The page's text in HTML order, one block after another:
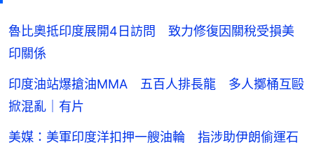
魯比奧抵印度展開4日訪問 致力修復因關稅受損美
印關係
印度油站爆搶油MMA 五百人排長龍 多人擲桶互毆
掀混亂｜有片
美媒：美軍印度洋扣押一艘油輪 指涉助伊朗偷運石